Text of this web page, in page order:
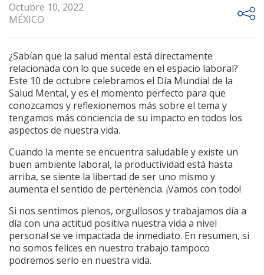
Octubre 10, 2022
MÉXICO
¿Sabían que la salud mental está directamente
relacionada con lo que sucede en el espacio laboral?
Este 10 de octubre celebramos el Día Mundial de la
Salud Mental, y es el momento perfecto para que
conozcamos y reflexionemos más sobre el tema y
tengamos más conciencia de su impacto en todos los
aspectos de nuestra vida.
Cuando la mente se encuentra saludable y existe un
buen ambiente laboral, la productividad está hasta
arriba, se siente la libertad de ser uno mismo y
aumenta el sentido de pertenencia. ¡Vamos con todo!
Si nos sentimos plenos, orgullosos y trabajamos día a
día con una actitud positiva nuestra vida a nivel
personal se ve impactada de inmediato. En resumen, si
no somos felices en nuestro trabajo tampoco
podremos serlo en nuestra vida.